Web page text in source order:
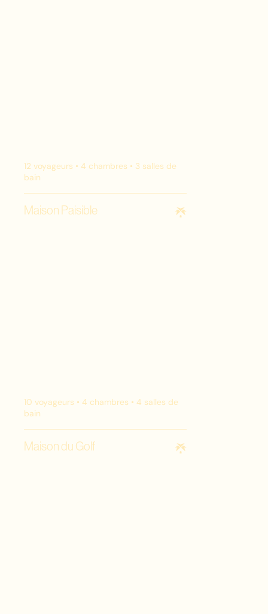
12 voyageurs • 4 chambres • 3 salles de
bain
Maison Paisible
10 voyageurs • 4 chambres • 4 salles de
bain
Maison du Golf